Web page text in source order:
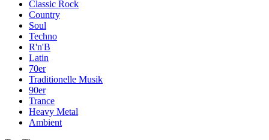
Classic Rock
Country
Soul
Techno
R'n'B
Latin
70er
Traditionelle Musik
90er
Trance
Heavy Metal
Ambient